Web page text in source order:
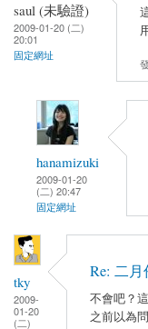
saul (未驗證)
2009-01-20 (二)
20:01
固定網址
hanamizuki
2009-01-20
(二) 20:47
固定網址
tky
2009-
01-20
(二)
Re: 二
不會吧？
之前以為